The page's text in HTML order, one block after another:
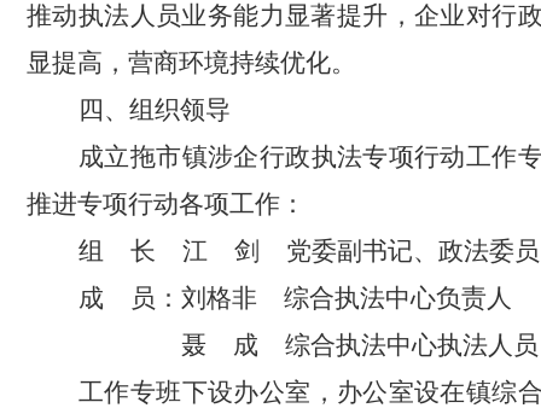
推动执法人员业务能力显著提升，企业对行
显提高，营商环境持续优化。
四、组织领导
成立拖市镇涉企行政执法专项行动工作
推进专项行动各项工作：
组
长 江 剑
党委副书记、政法委员
成
员：刘格非
综合执法中心负责人
聂
成
综合执法中心执法人员
工作专班下设办公室，办公室设在镇综